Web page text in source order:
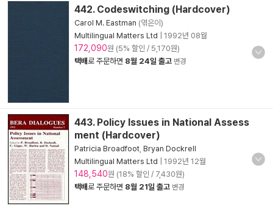
442. Codeswitching (Hardcover)
Carol M. Eastman (엮은이)
Multilingual Matters Ltd
1992년 08월
172,090원 (5% 할인 / 5,170원)
택배로 주문하면 8월 24일 출고 변경
443. Policy Issues in National Assess
ment (Hardcover)
Patricia Broadfoot Bryan Dockrell
Multilingual Matters Ltd
1992년 12월
148,540원 (18% 할인 / 7,430원)
택배로 주문하면 8월 21일 출고 변경